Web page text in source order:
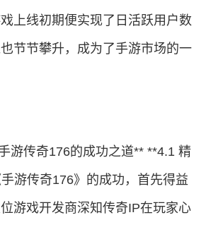
上线初期便实现了日活跃用户数
节节攀升，成为了手游市场的一
游传奇176的成功之道** **4.1 精
游传奇176》的成功，首先得益
游戏开发商深知传奇IP在玩家心